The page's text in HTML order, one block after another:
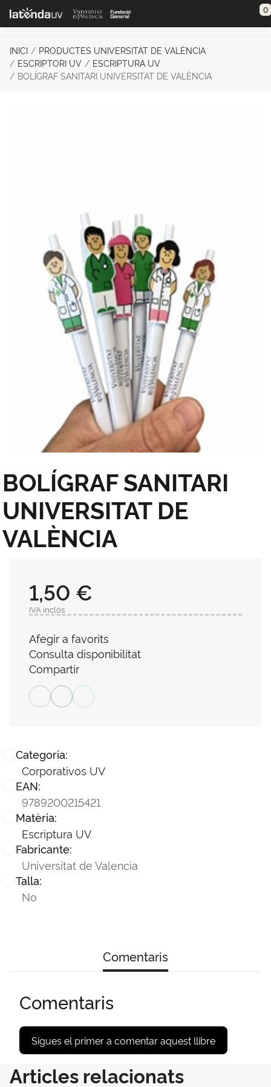
Saltar al contenido principal 0
INICI
PRODUCTES UNIVERSITAT DE VALÈNCIA
ESCRIPTORI UV
ESCRIPTURA UV
BOLÍGRAF SANITARI UNIVERSITAT DE VALÈNCIA
BOLÍGRAF SANITARI
UNIVERSITAT DE
VALÈNCIA
Categoria:
Corporativos UV
EAN:
9789200215421
Matèria:
Escriptura UV
Fabricante:
Universitat de Valencia
Talla:
No
1,50 €
IVA inclós
Afegir a favorits
Consulta disponibilitat
Compartir
Comentaris
Comentaris
Sigues el primer a comentar aquest llibre
Articles relacionats